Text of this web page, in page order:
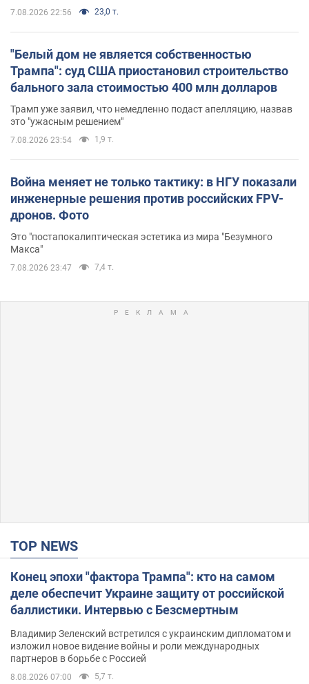
7.08.2026 22:56 23,0 т.
"Белый дом не является собственностью
Трампа": суд США приостановил строительство
бального зала стоимостью 400 млн долларов
Трамп уже заявил, что немедленно подаст апелляцию, назвав
это "ужасным решением"
7.08.2026 23:54 1,9 т.
Война меняет не только тактику: в НГУ показали
инженерные решения против российских FPV-
дронов. Фото
Это "постапокалиптическая эстетика из мира "Безумного
Макса"
7.08.2026 23:47 7,4 т.
TOP NEWS
Конец эпохи "фактора Трампа": кто на самом
деле обеспечит Украине защиту от российской
баллистики. Интервью с Безсмертным
Владимир Зеленский встретился с украинским дипломатом и
изложил новое видение войны и роли международных
партнеров в борьбе с Россией
8.08.2026 07:00 5,7 т.